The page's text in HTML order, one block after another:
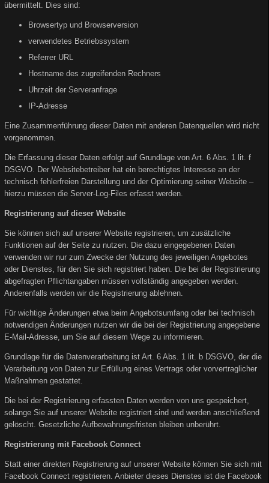
übermittelt. Dies sind:
Browsertyp und Browserversion
verwendetes Betriebssystem
Referrer URL
Hostname des zugreifenden Rechners
Uhrzeit der Serveranfrage
IP-Adresse
Eine Zusammenführung dieser Daten mit anderen Datenquellen wird nicht
vorgenommen.
Die Erfassung dieser Daten erfolgt auf Grundlage von Art. 6 Abs. 1 lit. f
DSGVO. Der Websitebetreiber hat ein berechtigtes Interesse an der
technisch fehlerfreien Darstellung und der Optimierung seiner Website –
hierzu müssen die Server-Log-Files erfasst werden.
Registrierung auf dieser Website
Sie können sich auf unserer Website registrieren, um zusätzliche
Funktionen auf der Seite zu nutzen. Die dazu eingegebenen Daten
verwenden wir nur zum Zwecke der Nutzung des jeweiligen Angebotes
oder Dienstes, für den Sie sich registriert haben. Die bei der Registrierung
abgefragten Pflichtangaben müssen vollständig angegeben werden.
Anderenfalls werden wir die Registrierung ablehnen.
Für wichtige Änderungen etwa beim Angebotsumfang oder bei technisch
notwendigen Änderungen nutzen wir die bei der Registrierung angegebene
E-Mail-Adresse, um Sie auf diesem Wege zu informieren.
Grundlage für die Datenverarbeitung ist Art. 6 Abs. 1 lit. b DSGVO, der die
Verarbeitung von Daten zur Erfüllung eines Vertrags oder vorvertraglicher
Maßnahmen gestattet.
Die bei der Registrierung erfassten Daten werden von uns gespeichert,
solange Sie auf unserer Website registriert sind und werden anschließend
gelöscht. Gesetzliche Aufbewahrungsfristen bleiben unberührt.
Registrierung mit Facebook Connect
Statt einer direkten Registrierung auf unserer Website können Sie sich mit
Facebook Connect registrieren. Anbieter dieses Dienstes ist die Facebook